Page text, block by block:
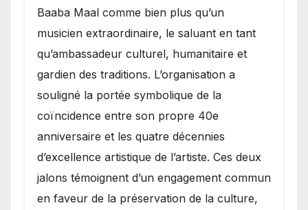
Baaba Maal comme bien plus qu’un
musicien extraordinaire, le saluant en tant
qu’ambassadeur culturel, humanitaire et
gardien des traditions. L’organisation a
souligné la portée symbolique de la
coïncidence entre son propre 40e
anniversaire et les quatre décennies
d’excellence artistique de l’artiste. Ces deux
jalons témoignent d’un engagement commun
en faveur de la préservation de la culture,